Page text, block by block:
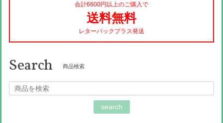
合計6600円以上のご購入で
送料無料
レターパックプラス発送
Search 商品検索
search